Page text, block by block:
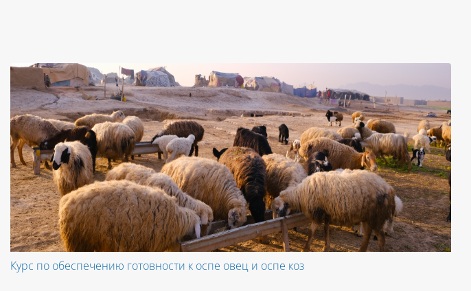
Курс по обеспечению готовности к оспе овец и оспе коз